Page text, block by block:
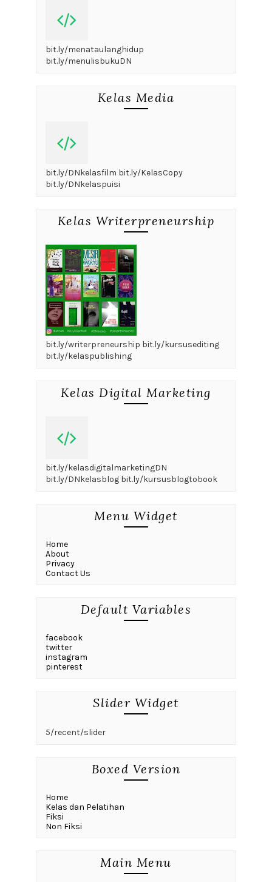
bit.ly/menataulanghidup
bit.ly/menulisbukuDN
Kelas Media
bit.ly/DNkelasfilm bit.ly/KelasCopy
bit.ly/DNkelaspuisi
Kelas Writerpreneurship
bit.ly/writerpreneurship bit.ly/kursusediting
bit.ly/kelaspublishing
Kelas Digital Marketing
bit.ly/kelasdigitalmarketingDN
bit.ly/DNkelasblog bit.ly/kursusblogtobook
Menu Widget
Home
About
Privacy
Contact Us
Default Variables
facebook
twitter
instagram
pinterest
Slider Widget
5/recent/slider
Boxed Version
Home
Kelas dan Pelatihan
Fiksi
Non Fiksi
Main Menu